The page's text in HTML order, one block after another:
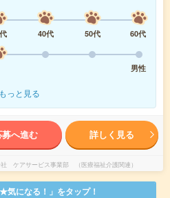
40代 50代
60代
男性
もっと見る
募へ進む 詳しく見る
ケアサービス事業部 （医療福祉介護関連）
気になる！」をタップ！